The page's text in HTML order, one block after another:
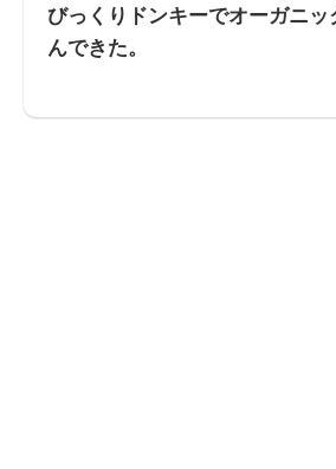
びっくりドンキーでオーガニッ
んできた。